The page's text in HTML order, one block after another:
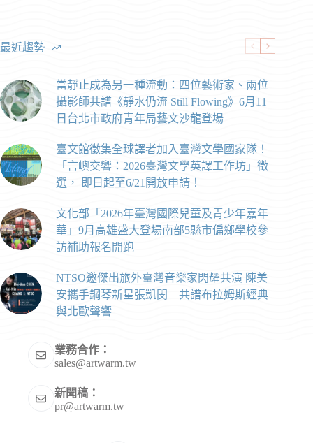
最近趨勢
當靜止成為另一種流動：四位藝術家、兩位
攝影師共譜《靜水仍流 Still Flowing》6月11
日台北市政府青年局藝文沙龍登場
臺文館徵集全球譯者加入臺灣文學國家隊！
「言嶼交響：2026臺灣文學英譯工作坊」徵
選， 即日起至6/21開放申請！
文化部「2026年臺灣國際兒童及青少年嘉年
華」9月高雄盛大登場南部5縣市偏鄉學校參
訪補助報名開跑
NTSO邀傑出旅外臺灣音樂家閃耀共演 陳美
安攜手鋼琴新星張凱閔 共譜布拉姆斯經典
與北歐聲響
業務合作：
sales@artwarm.tw
新聞稿：
pr@artwarm.tw